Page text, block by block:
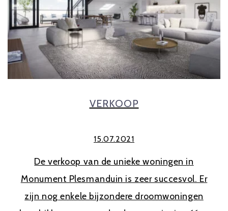
VERKOOP
15.07.2021
De verkoop van de unieke woningen in
Monument Plesmanduin is zeer succesvol. Er
zijn nog enkele bijzondere droomwoningen